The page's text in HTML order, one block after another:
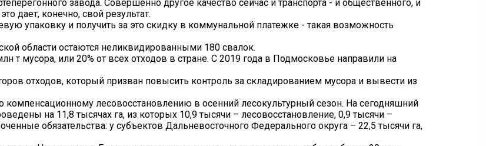
завода. Совершенно другое качество сейчас и транспорта - и общественного, и
дает, конечно, свой результат.
упаковку и получить за это скидку в коммунальной платежке - такая возможность
области остаются неликвидированными 180 свалок.
т мусора, или 20% от всех отходов в стране. С 2019 года в Подмосковье направили на
отходов, который призван повысить контроль за складированием мусора и вывести из
компенсационному лесовосстановлению в осенний лесокультурный сезон. На сегодняшний
на 11,8 тысячах га, из которых 10,9 тысячи – лесовосстановление, 0,9 тысячи –
обязательства: у субъектов Дальневосточного Федерального округа – 22,5 тысячи га,